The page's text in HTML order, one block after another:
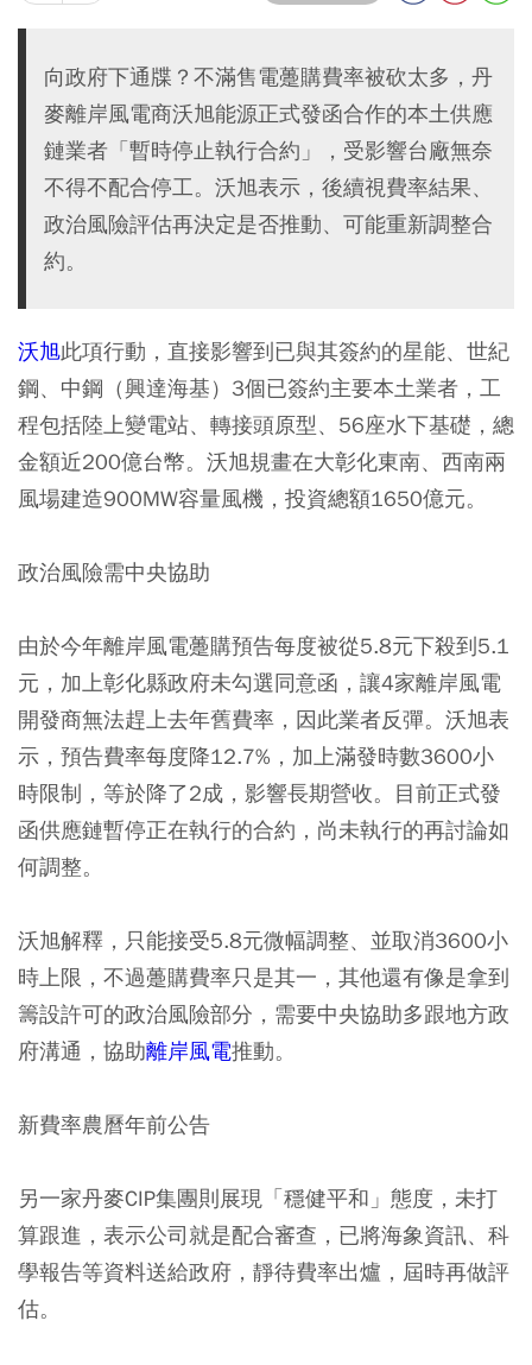
向政府下通牒？不滿售電躉購費率被砍太多，丹
麥離岸風電商沃旭能源正式發函合作的本土供應
鏈業者「暫時停止執行合約」，受影響台廠無奈
不得不配合停工。沃旭表示，後續視費率結果、
政治風險評估再決定是否推動、可能重新調整合
約。
沃旭此項行動，直接影響到已與其簽約的星能、世紀
鋼、中鋼（興達海基）3個已簽約主要本土業者，工
程包括陸上變電站、轉接頭原型、56座水下基礎，總
金額近200億台幣。沃旭規畫在大彰化東南、西南兩
風場建造900MW容量風機，投資總額1650億元。
政治風險需中央協助
由於今年離岸風電躉購預告每度被從5.8元下殺到5.1
元，加上彰化縣政府未勾選同意函，讓4家離岸風電
開發商無法趕上去年舊費率，因此業者反彈。沃旭表
示，預告費率每度降12.7%，加上滿發時數3600小
時限制，等於降了2成，影響長期營收。目前正式發
函供應鏈暫停正在執行的合約，尚未執行的再討論如
何調整。
沃旭解釋，只能接受5.8元微幅調整、並取消3600小
時上限，不過躉購費率只是其一，其他還有像是拿到
籌設許可的政治風險部分，需要中央協助多跟地方政
府溝通，協助離岸風電推動。
新費率農曆年前公告
另一家丹麥CIP集團則展現「穩健平和」態度，未打
算跟進，表示公司就是配合審查，已將海象資訊、科
學報告等資料送給政府，靜待費率出爐，屆時再做評
估。